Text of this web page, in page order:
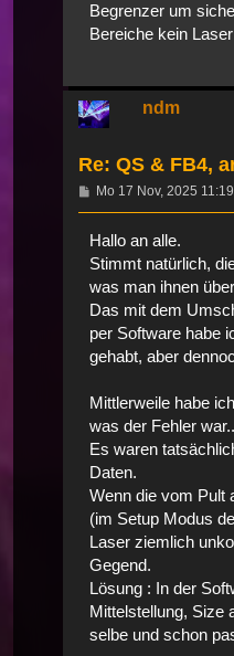
Begrenzer um
Bereiche kein
ndm
Re: QS & FB4,
Beitrag
Mo 17 Nov, 2025
Hallo an alle.
Stimmt natürlich,
was man ihnen
Das mit dem
per Software habe
gehabt, aber
Mittlerweile habe
was der Fehler
Es waren
Daten.
Wenn die vom Pult
(im Setup Modus
Laser ziemlich
Gegend.
Lösung : In der
Mittelstellung, Size
selbe und schon